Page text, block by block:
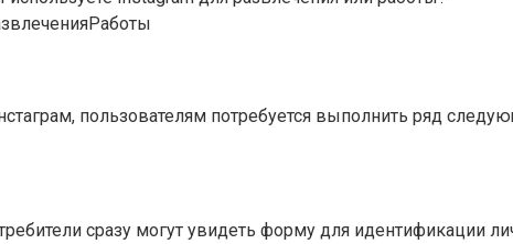
Работы
пользователям потребуется выполнить ряд
сразу могут увидеть форму для идентификации